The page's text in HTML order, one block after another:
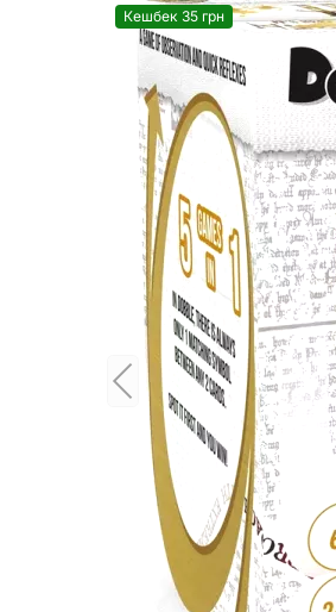
Кешбек 35 грн